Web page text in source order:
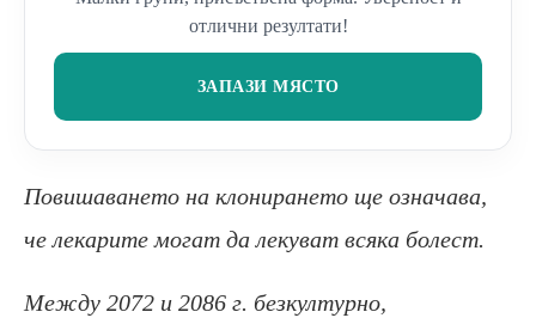
отлични резултати!
ЗАПАЗИ МЯСТО
Повишаването на клонирането ще означава,
че лекарите могат да лекуват всяка болест.
Между 2072 и 2086 г. безкултурно,